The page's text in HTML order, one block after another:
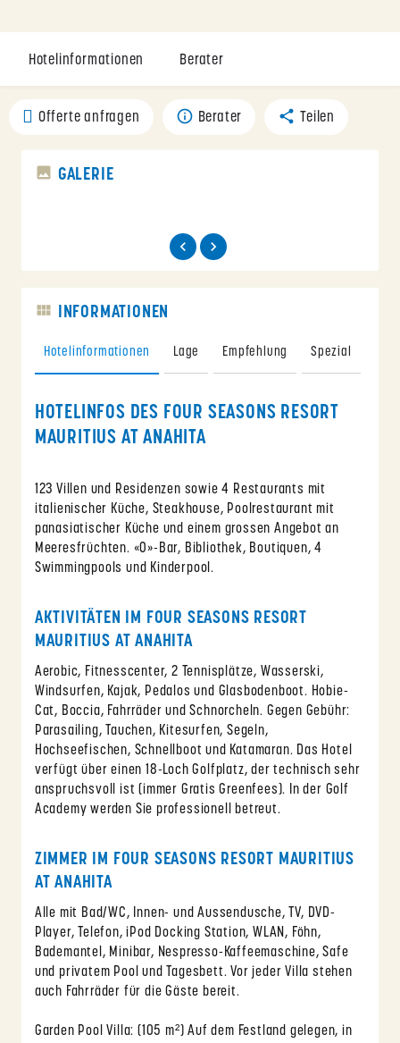
Hotelinformationen Berater
Offerte anfragen Berater Teilen
GALERIE
INFORMATIONEN
Hotelinformationen Lage Empfehlung Spezial
HOTELINFOS DES FOUR SEASONS RESORT
MAURITIUS AT ANAHITA
123 Villen und Residenzen sowie 4 Restaurants mit
italienischer Küche, Steakhouse, Poolrestaurant mit
panasiatischer Küche und einem grossen Angebot an
Meeresfrüchten. «O»-Bar, Bibliothek, Boutiquen, 4
Swimmingpools und Kinderpool.
AKTIVITÄTEN IM FOUR SEASONS RESORT
MAURITIUS AT ANAHITA
Aerobic, Fitnesscenter, 2 Tennisplätze, Wasserski,
Windsurfen, Kajak, Pedalos und Glasbodenboot. Hobie-
Cat, Boccia, Fahrräder und Schnorcheln. Gegen Gebühr:
Parasailing, Tauchen, Kitesurfen, Segeln,
Hochseefischen, Schnellboot und Katamaran. Das Hotel
verfügt über einen 18-Loch Golfplatz, der technisch sehr
anspruchsvoll ist (immer Gratis Greenfees). In der Golf
Academy werden Sie professionell betreut.
ZIMMER IM FOUR SEASONS RESORT MAURITIUS
AT ANAHITA
Alle mit Bad/WC, Innen- und Aussendusche, TV, DVD-
Player, Telefon, iPod Docking Station, WLAN, Föhn,
Bademantel, Minibar, Nespresso-Kaffeemaschine, Safe
und privatem Pool und Tagesbett. Vor jeder Villa stehen
auch Fahrräder für die Gäste bereit.
Garden Pool Villa: (105 m²) Auf dem Festland gelegen, in